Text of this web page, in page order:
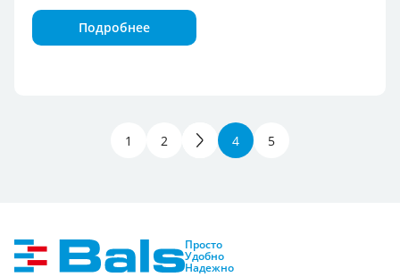
Подробнее
1 2 3 4 5
Просто
Удобно
Надежно